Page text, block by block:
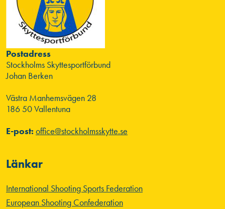
Postadress
Stockholms Skyttesportförbund
Johan Berken
Västra Manhemsvägen 28
186 50 Vallentuna
E-post: office@stockholmsskytte.se
Länkar
International Shooting Sports Federation
European Shooting Confederation